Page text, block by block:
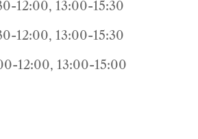
12:00, 13:00-15:30
12:00, 13:00-15:30
12:00, 13:00-15:00